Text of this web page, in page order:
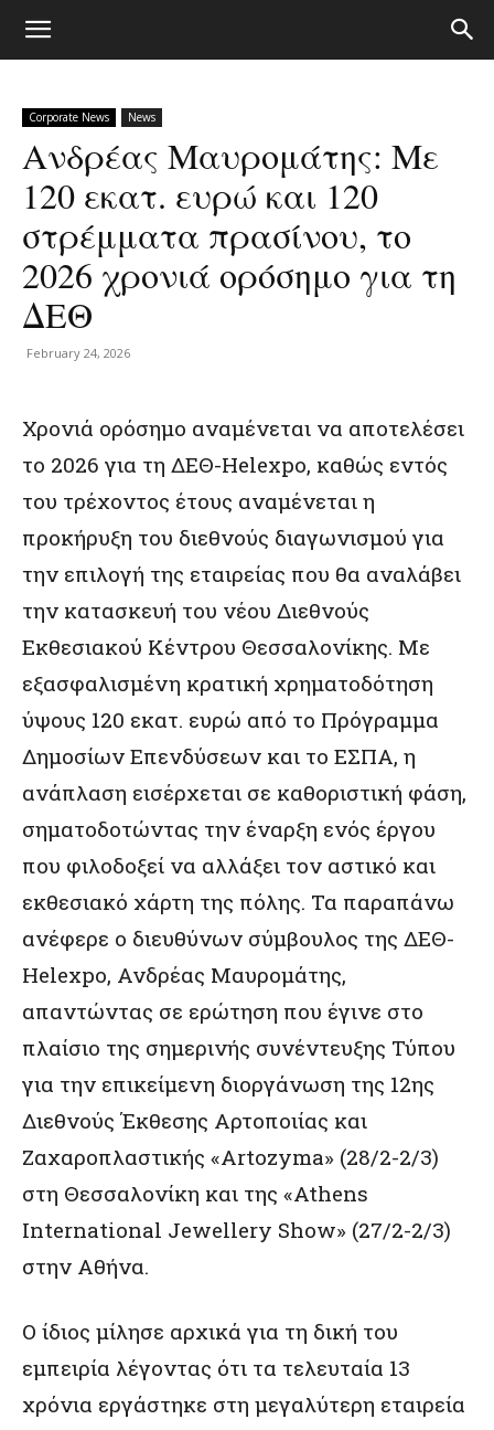
Corporate News News
Ανδρέας Μαυρομάτης: Με
120 εκατ. ευρώ και 120
στρέμματα πρασίνου, το
2026 χρονιά ορόσημο για τη
ΔΕΘ
February 24, 2026
Χρονιά ορόσημο αναμένεται να αποτελέσει
το 2026 για τη ΔΕΘ-Helexpo, καθώς εντός
του τρέχοντος έτους αναμένεται η
προκήρυξη του διεθνούς διαγωνισμού για
την επιλογή της εταιρείας που θα αναλάβει
την κατασκευή του νέου Διεθνούς
Εκθεσιακού Κέντρου Θεσσαλονίκης. Με
εξασφαλισμένη κρατική χρηματοδότηση
ύψους 120 εκατ. ευρώ από το Πρόγραμμα
Δημοσίων Επενδύσεων και το ΕΣΠΑ, η
ανάπλαση εισέρχεται σε καθοριστική φάση,
σηματοδοτώντας την έναρξη ενός έργου
που φιλοδοξεί να αλλάξει τον αστικό και
εκθεσιακό χάρτη της πόλης. Τα παραπάνω
ανέφερε ο διευθύνων σύμβουλος της ΔΕΘ-
Helexpo, Ανδρέας Μαυρομάτης,
απαντώντας σε ερώτηση που έγινε στο
πλαίσιο της σημερινής συνέντευξης Τύπου
για την επικείμενη διοργάνωση της 12ης
Διεθνούς Έκθεσης Αρτοποιίας και
Ζαχαροπλαστικής «Artozyma» (28/2-2/3)
στη Θεσσαλονίκη και της «Athens
International Jewellery Show» (27/2-2/3)
στην Αθήνα.
Ο ίδιος μίλησε αρχικά για τη δική του
εμπειρία λέγοντας ότι τα τελευταία 13
χρόνια εργάστηκε στη μεγαλύτερη εταιρεία